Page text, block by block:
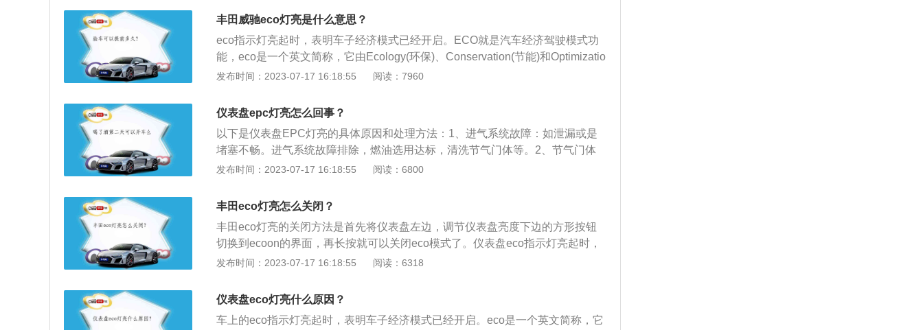
速、车速、制动以及变速器油温等对油耗有影响的条件进行综合判断、分析，由
eco控制单元计算出燃油量提供给发动机做功，使得油耗比普通驾驶模式有效降
低。
丰田威驰eco灯亮是什么意思？
eco指示灯亮起时，表明车子经济模式已经开启。ECO就是汽车经济驾驶模式功
能，eco是一个英文简称，它由Ecology(环保)、Conservation(节能)和Optimizatio
n(动力)合成而来。eco模式分为主动式和非主动式，区别在于主动式有独自的按
起，车辆也自动开始调节设置，例如节气门开度、变速箱换挡逻辑、空调输出功
率等。非主动式eco模式没有专门的按键，仪表盘eco指示灯亮起时，只是一个提
醒功能，eco会自动评估你的驾驶行为，如果你当前驾驶操作达到了最佳燃油供
应量时，那么仪表盘就会同步显示出eco指示灯。大多数汽车都是采用主动式eco
驾驶模式，也就是有独自的开关按键，那么在日常驾驶的时候，都可以开启eco
的时候，都没有必要开启eco模式，这样反而体现不出eco经济节油的特点，还影
响动力。除此之外，eco模式通常会在以下情况下失效：当车速超过120公里每小
时，这个时候车子会考虑车速，eco模式自动失效。在停车怠速或者在N/P挡以及
会判断优先保证，把足够的动力来驱动车辆，eco模式同样不会工作。
发布时间：2023-07-17 16:18:55 阅读：7960
仪表盘epc灯亮怎么回事？
以下是仪表盘EPC灯亮的具体原因和处理方法：1、进气系统故障：如泄漏或是
堵塞不畅。进气系统故障排除，燃油选用达标，清洗节气门体等。2、节气门体
脏污：或积碳过多，清除相关部位积碳、清洗等。3、ECU故障：重新刷写ECU
动机管理系统故障：这样的状况时常会伴着车辆怠速不稳还有发动机冷起动发抖
震动等状况。大多数是因为国内的油品质量和用车环境较脏而引起，这样的状况
下应该立刻开到修理服务店实行检查修理。
发布时间：2023-07-17 16:18:55 阅读：6800
丰田eco灯亮怎么关闭？
丰田eco灯亮的关闭方法是首先将仪表盘左边，调节仪表盘亮度下边的方形按钮
切换到ecoon的界面，再长按就可以关闭eco模式了。仪表盘eco指示灯亮起时，
表明车子经济模式已经开启。开启汽车的eco模式对车辆本身影响不大。以丰田
455mm，轴距为2700mm，最小离地间隙为105mm，车身重量为1360kg。
发布时间：2023-07-17 16:18:55 阅读：6318
仪表盘eco灯亮什么原因？
车上的eco指示灯亮起时，表明车子经济模式已经开启。eco是一个英文简称，它